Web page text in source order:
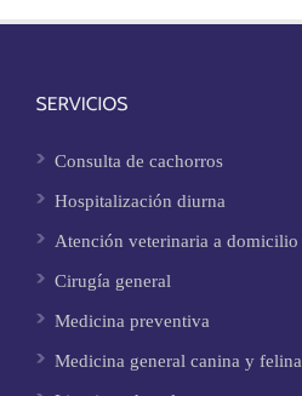
Consulta de cachorros
Hospitalización diurna
Atención veterinaria a domicilio
Cirugía general
Medicina preventiva
Medicina general canina y felina